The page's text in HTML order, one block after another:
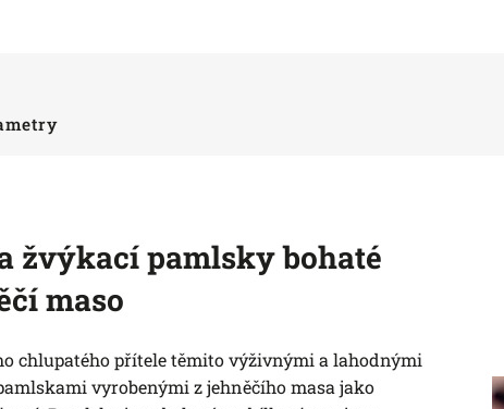
žvýkací pamlsky bohaté
maso
chlupatého přítele těmito výživnými a lahodnými
vyrobenými z jehněčího masa jako